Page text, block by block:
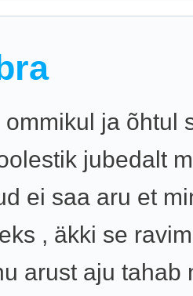
ommikul ja õhtul
jubedalt
ei saa aru et
, äkki se
arust aju tahab